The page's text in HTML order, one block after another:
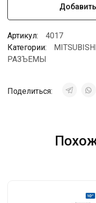
Артикул:
4017
Категории:
РАЗЪЕМЫ
Поделиться: